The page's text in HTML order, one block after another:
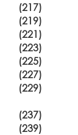
(217)
(219)
(221)
(223)
(225)
(227)
(229)
(237)
(239)